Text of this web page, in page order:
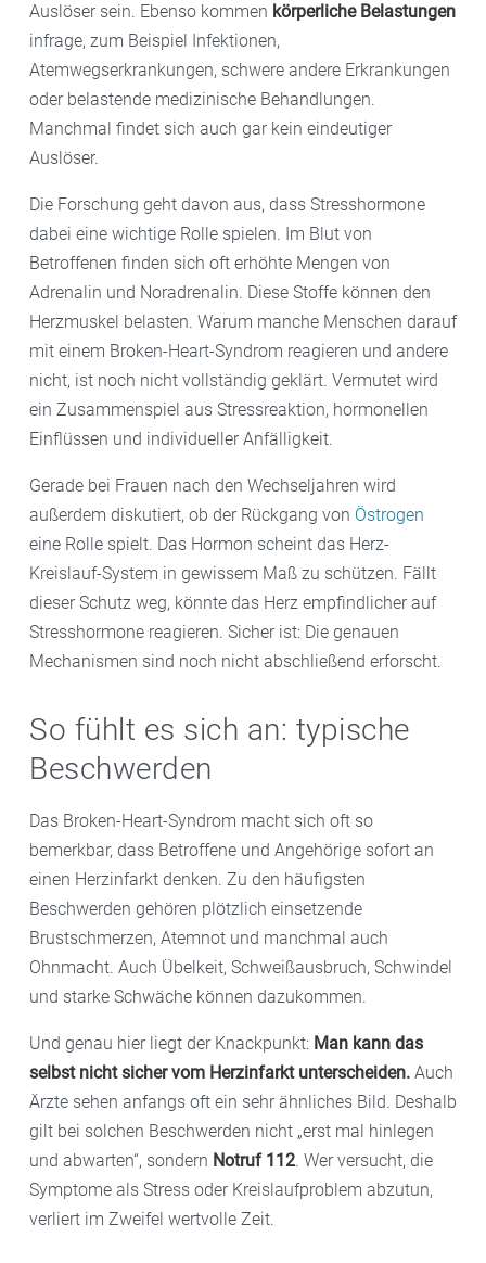
Auslöser sein. Ebenso kommen körperliche Belastungen
infrage, zum Beispiel Infektionen,
Atemwegserkrankungen, schwere andere Erkrankungen
oder belastende medizinische Behandlungen.
Manchmal findet sich auch gar kein eindeutiger
Auslöser.
Die Forschung geht davon aus, dass Stresshormone
dabei eine wichtige Rolle spielen. Im Blut von
Betroffenen finden sich oft erhöhte Mengen von
Adrenalin und Noradrenalin. Diese Stoffe können den
Herzmuskel belasten. Warum manche Menschen darauf
mit einem Broken-Heart-Syndrom reagieren und andere
nicht, ist noch nicht vollständig geklärt. Vermutet wird
ein Zusammenspiel aus Stressreaktion, hormonellen
Einflüssen und individueller Anfälligkeit.
Gerade bei Frauen nach den Wechseljahren wird
außerdem diskutiert, ob der Rückgang von Östrogen
eine Rolle spielt. Das Hormon scheint das Herz-
Kreislauf-System in gewissem Maß zu schützen. Fällt
dieser Schutz weg, könnte das Herz empfindlicher auf
Stresshormone reagieren. Sicher ist: Die genauen
Mechanismen sind noch nicht abschließend erforscht.
So fühlt es sich an: typische
Beschwerden
Das Broken-Heart-Syndrom macht sich oft so
bemerkbar, dass Betroffene und Angehörige sofort an
einen Herzinfarkt denken. Zu den häufigsten
Beschwerden gehören plötzlich einsetzende
Brustschmerzen, Atemnot und manchmal auch
Ohnmacht. Auch Übelkeit, Schweißausbruch, Schwindel
und starke Schwäche können dazukommen.
Und genau hier liegt der Knackpunkt: Man kann das
selbst nicht sicher vom Herzinfarkt unterscheiden. Auch
Ärzte sehen anfangs oft ein sehr ähnliches Bild. Deshalb
gilt bei solchen Beschwerden nicht „erst mal hinlegen
und abwarten“, sondern Notruf 112. Wer versucht, die
Symptome als Stress oder Kreislaufproblem abzutun,
verliert im Zweifel wertvolle Zeit.